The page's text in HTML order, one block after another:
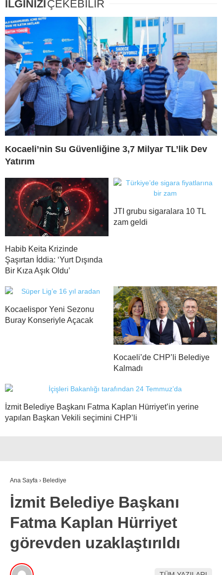
İLGİNİZİÇEKEBİLİR
Kocaeli’nin Su Güvenliğine 3,7 Milyar TL’lik Dev
Yatırım
Habib Keita Krizinde
Şaşırtan İddia: ‘Yurt Dışında
Bir Kıza Aşık Oldu’
JTI grubu sigaralara 10 TL
zam geldi
Kocaelispor Yeni Sezonu
Buray Konseriyle Açacak
Kocaeli’de CHP’li Belediye
Kalmadı
İzmit Belediye Başkanı Fatma Kaplan Hürriyet’in yerine
yapılan Başkan Vekili seçimini CHP’li
Ana Sayfa › Belediye
İzmit Belediye Başkanı
Fatma Kaplan Hürriyet
görevden uzaklaştırıldı